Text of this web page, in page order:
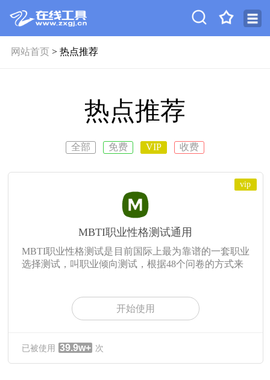
网站首页> 热点推荐
热点推荐
全部 免费 VIP 收费
vip
MBTI职业性格测试通用
MBTI职业性格测试是目前国际上最为靠谱的一套职业
选择测试，叫职业倾向测试，根据48个问卷的方式来
开始使用
已被使用 39.9w+ 次